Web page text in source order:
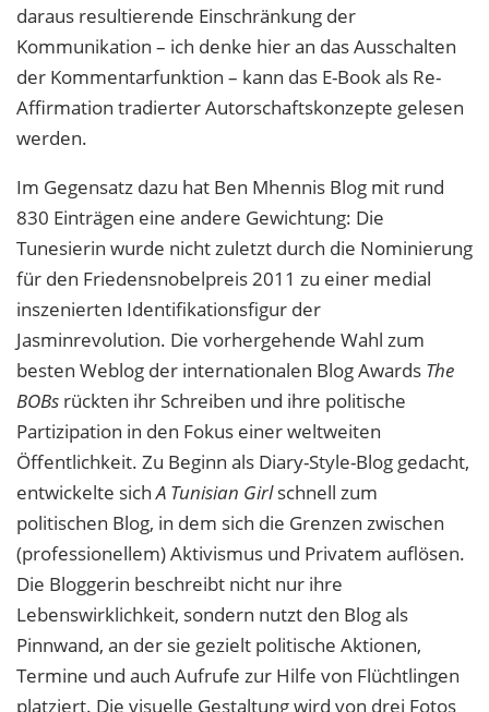
daraus resultierende Einschränkung der
Kommunikation – ich denke hier an das Ausschalten
der Kommentarfunktion – kann das E-Book als Re-
Affirmation tradierter Autorschaftskonzepte gelesen
werden.
Im Gegensatz dazu hat Ben Mhennis Blog mit rund
830 Einträgen eine andere Gewichtung: Die
Tunesierin wurde nicht zuletzt durch die Nominierung
für den Friedensnobelpreis 2011 zu einer medial
inszenierten Identifikationsfigur der
Jasminrevolution. Die vorhergehende Wahl zum
besten Weblog der internationalen Blog Awards The
BOBs rückten ihr Schreiben und ihre politische
Partizipation in den Fokus einer weltweiten
Öffentlichkeit. Zu Beginn als Diary-Style-Blog gedacht,
entwickelte sichA Tunisian Girlschnell zum
politischen Blog, in dem sich die Grenzen zwischen
(professionellem) Aktivismus und Privatem auflösen.
Die Bloggerin beschreibt nicht nur ihre
Lebenswirklichkeit, sondern nutzt den Blog als
Pinnwand, an der sie gezielt politische Aktionen,
Termine und auch Aufrufe zur Hilfe von Flüchtlingen
platziert. Die visuelle Gestaltung wird von drei Fotos